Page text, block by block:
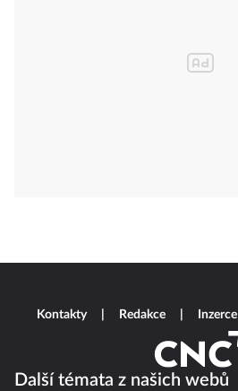
Další témata z našich webů
Kontakty Redakce Inzerce